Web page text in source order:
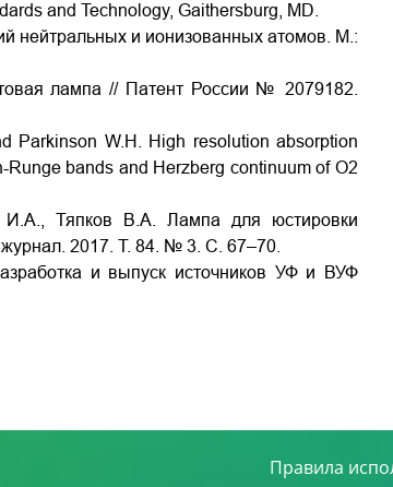
and Technology, Gaithersburg, MD.
нейтральных и ионизованных атомов. М.:
лампа // Патент России № 2079182.
Parkinson W.H. High resolution absorption
bands and Herzberg continuum of O2
Тяпков В.А. Лампа для юстировки
2017. Т. 84. № 3. С. 67–70.
и выпуск источников УФ и ВУФ
Правила